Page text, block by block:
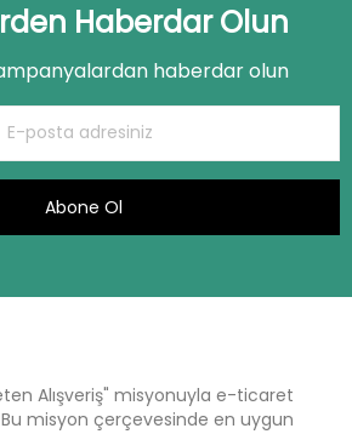
Haberdar Olun
haberdar olun
Abone Ol
Alışveriş" misyonuyla e-ticaret
Bu misyon çerçevesinde en uygun